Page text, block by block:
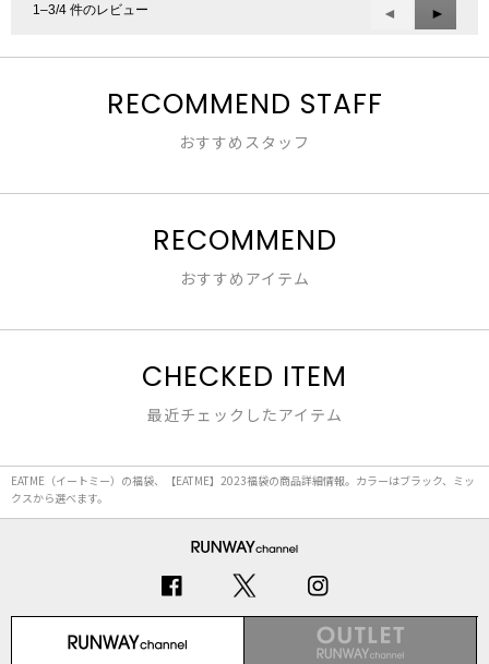
1–3/4 件のレビュー
前
Reviews
◄
次
へ
►
RECOMMEND STAFF
おすすめスタッフ
RECOMMEND
おすすめアイテム
CHECKED ITEM
最近チェックしたアイテム
EATME（イートミー）の福袋、【EATME】2023福袋の商品詳細情報。カラーはブラック、ミッ
クスから選べます。